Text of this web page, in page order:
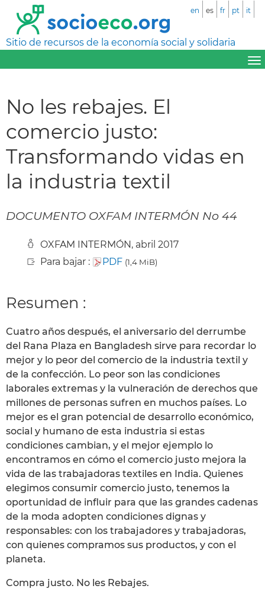
Sitio de recursos de la economía social y solidaria
en es fr pt it
No les rebajes. El
comercio justo:
Transformando vidas en
la industria textil
DOCUMENTO OXFAM INTERMÓN No 44
OXFAM INTERMÓN, abril 2017
Para bajar :
PDF (1,4 MiB)
Resumen :
Cuatro años después, el aniversario del derrumbe
del Rana Plaza en Bangladesh sirve para recordar lo
mejor y lo peor del comercio de la industria textil y
de la confección. Lo peor son las condiciones
laborales extremas y la vulneración de derechos que
millones de personas sufren en muchos países. Lo
mejor es el gran potencial de desarrollo económico,
social y humano de esta industria si estas
condiciones cambian, y el mejor ejemplo lo
encontramos en cómo el comercio justo mejora la
vida de las trabajadoras textiles en India. Quienes
elegimos consumir comercio justo, tenemos la
oportunidad de influir para que las grandes cadenas
de la moda adopten condiciones dignas y
responsables: con los trabajadores y trabajadoras,
con quienes compramos sus productos, y con el
planeta.
Compra justo. No les Rebajes.